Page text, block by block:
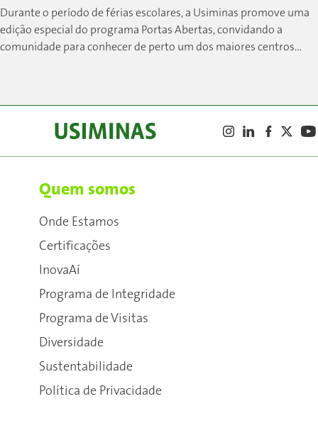
Durante o período de férias escolares, a Usiminas promove uma
edição especial do programa Portas Abertas, convidando a
comunidade para conhecer de perto um dos maiores centros
Quem somos
Onde Estamos
Certificações
InovaAí
Programa de Integridade
Programa de Visitas
Diversidade
Sustentabilidade
Política de Privacidade